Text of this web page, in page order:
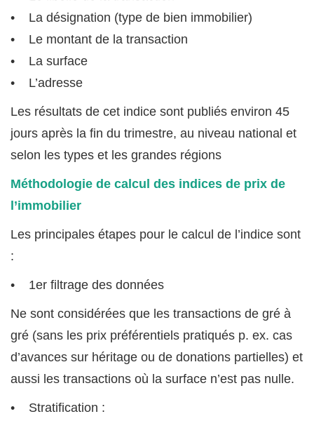
• La désignation (type de bien immobilier)
• Le montant de la transaction
• La surface
• L’adresse
Les résultats de cet indice sont publiés environ 45
jours après la fin du trimestre, au niveau national et
selon les types et les grandes régions
Méthodologie de calcul des indices de prix de
l’immobilier
Les principales étapes pour le calcul de l’indice sont
:
• 1er filtrage des données
Ne sont considérées que les transactions de gré à
gré (sans les prix préférentiels pratiqués p. ex. cas
d’avances sur héritage ou de donations partielles) et
aussi les transactions où la surface n’est pas nulle.
• Stratification :